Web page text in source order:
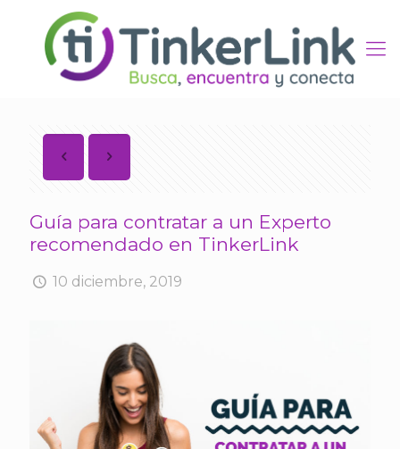
Guía para contratar a un Experto
recomendado en TinkerLink
10 diciembre, 2019